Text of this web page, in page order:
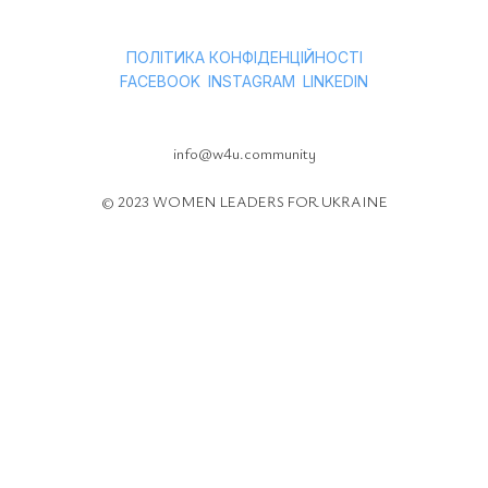
ПОЛІТИКА КОНФІДЕНЦІЙНОСТІ
FACEBOOK INSTAGRAM LINKEDIN
info@w4u.community
© 2023 WOMEN LEADERS FOR UKRAINE